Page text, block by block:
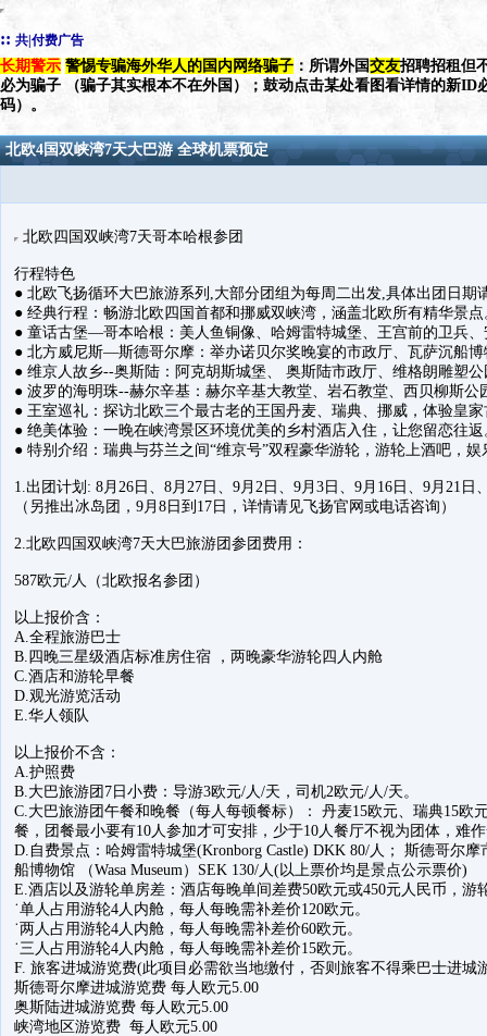
:: 共|付费广告
长期警示 警惕专骗海外华人的国内网络骗子 ：所谓外国交友招聘招租但
必为骗子 （骗子其实根本不在外国）；鼓动点击某处看图看详情的新ID
码）。
北欧4国双峡湾7天大巴游 全球机票预定
北欧四国双峡湾7天哥本哈根参团
行程特色
● 北欧飞扬循环大巴旅游系列,大部分团组为每周二出发,具体出团日期
● 经典行程：畅游北欧四国首都和挪威双峡湾，涵盖北欧所有精华景点
● 童话古堡—哥本哈根：美人鱼铜像、哈姆雷特城堡、王宫前的卫兵、
● 北方威尼斯—斯德哥尔摩：举办诺贝尔奖晚宴的市政厅、瓦萨沉船
● 维京人故乡--奥斯陆：阿克胡斯城堡、 奥斯陆市政厅、维格朗雕塑公
● 波罗的海明珠--赫尔辛基：赫尔辛基大教堂、岩石教堂、西贝柳斯公
● 王室巡礼：探访北欧三个最古老的王国丹麦、瑞典、挪威，体验皇
● 绝美体验：一晚在峡湾景区环境优美的乡村酒店入住，让您留恋往返
● 特别介绍：瑞典与芬兰之间“维京号”双程豪华游轮，游轮上酒吧，
1.出团计划: 8月26日、8月27日、9月2日、9月3日、9月16日、9月21
（另推出冰岛团，9月8日到17日，详情请见飞扬官网或电话咨询）
2.北欧四国双峡湾7天大巴旅游团参团费用：
587欧元/人（北欧报名参团）
以上报价含：
A.全程旅游巴士
B.四晚三星级酒店标准房住宿 ，两晚豪华游轮四人内舱
C.酒店和游轮早餐
D.观光游览活动
E.华人领队
以上报价不含：
A.护照费
B.大巴旅游团7日小费：导游3欧元/人/天，司机2欧元/人/天。
C.大巴旅游团午餐和晚餐（每人每顿餐标）： 丹麦15欧元、瑞典15欧
餐，团餐最小要有10人参加才可安排，少于10人餐厅不视为团体，难
D.自费景点：哈姆雷特城堡(Kronborg Castle) DKK 80/人； 斯德哥尔
船博物馆 （Wasa Museum）SEK 130/人(以上票价均是景点公示票价)
E.酒店以及游轮单房差：酒店每晚单间差费50欧元或450元人民币，游
˙单人占用游轮4人内舱，每人每晚需补差价120欧元。
˙两人占用游轮4人内舱，每人每晚需补差价60欧元。
˙三人占用游轮4人内舱，每人每晚需补差价15欧元。
F. 旅客进城游览费(此项目必需欲当地缴付，否则旅客不得乘巴士进城
斯德哥尔摩进城游览费 每人欧元5.00
奥斯陆进城游览费 每人欧元5.00
峡湾地区游览费 每人欧元5.00